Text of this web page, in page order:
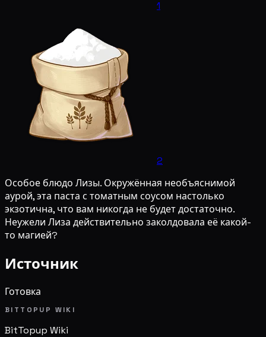
1
2
Особое блюдо Лизы. Окружённая необъяснимой
аурой, эта паста с томатным соусом настолько
экзотична, что вам никогда не будет достаточно.
Неужели Лиза действительно заколдовала её какой-
то магией?
Источник
Готовка
BITTOPUP WIKI
BitTopup Wiki